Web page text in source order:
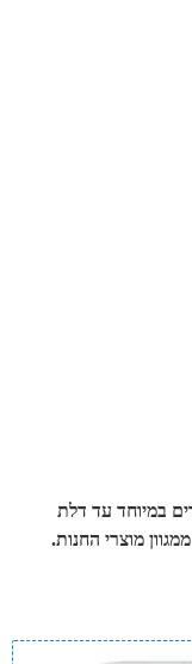
במיוחד עד דלת